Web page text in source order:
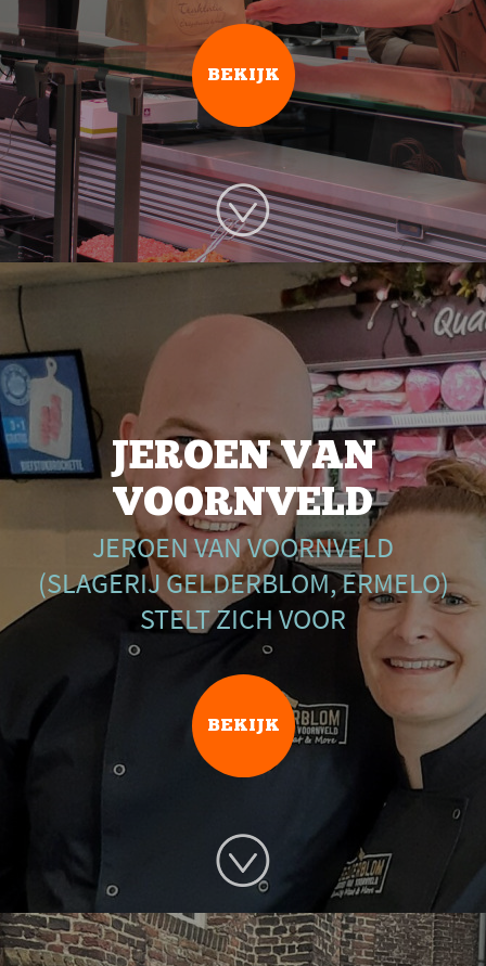
BEKIJK
JEROEN VAN
VOORNVELD
JEROEN VAN VOORNVELD
(SLAGERIJ GELDERBLOM, ERMELO)
STELT ZICH VOOR
BEKIJK